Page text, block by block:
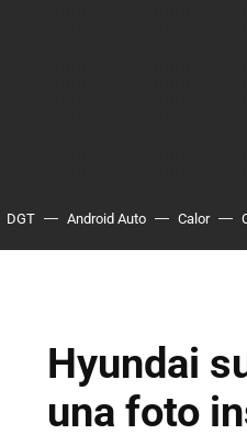
DGT Android Auto Calor
Hyundai
una foto